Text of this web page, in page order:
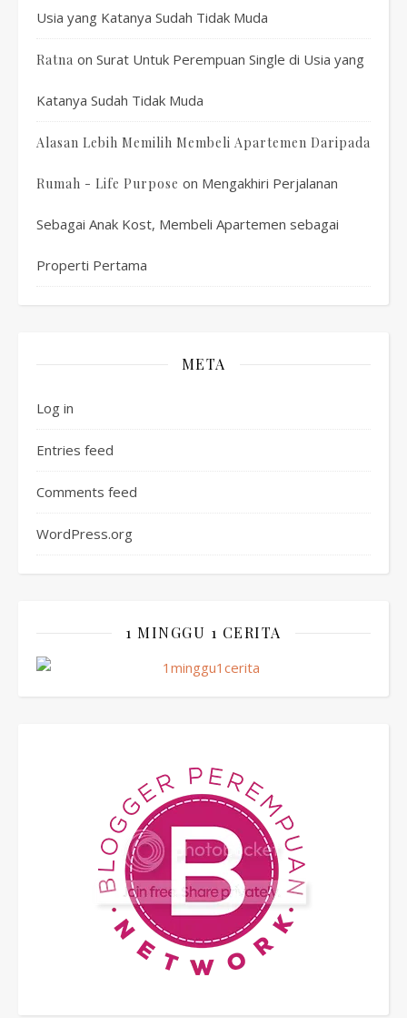
Usia yang Katanya Sudah Tidak Muda
Ratna on Surat Untuk Perempuan Single di Usia yang
Katanya Sudah Tidak Muda
Alasan Lebih Memilih Membeli Apartemen Daripada
Rumah - Life Purpose on Mengakhiri Perjalanan
Sebagai Anak Kost, Membeli Apartemen sebagai
Properti Pertama
META
Log in
Entries feed
Comments feed
WordPress.org
1 MINGGU 1 CERITA